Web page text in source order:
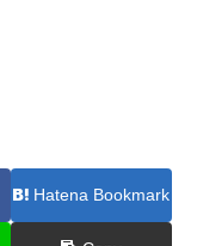
Hatena Bookmark